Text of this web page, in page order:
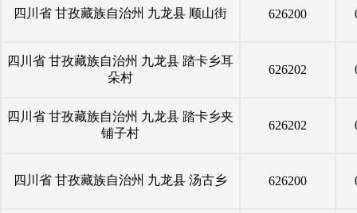
四川省 甘孜藏族自治州 九龙县 顺山街 626200
四川省 甘孜藏族自治州 九龙县 踏卡乡耳
朵村
626202
四川省 甘孜藏族自治州 九龙县 踏卡乡夹
铺子村
626202
四川省 甘孜藏族自治州 九龙县 汤古乡 626200